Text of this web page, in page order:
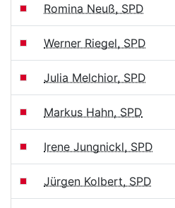
Romina Neuß, SPD
Werner Riegel, SPD
Julia Melchior, SPD
Markus Hahn, SPD
Irene Jungnickl, SPD
Jürgen Kolbert, SPD